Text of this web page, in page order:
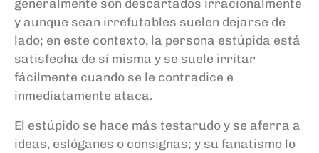
y aunque sean irrefutables suelen dejarse de
lado; en este contexto, la persona estúpida está
satisfecha de sí misma y se suele irritar
fácilmente cuando se le contradice e
inmediatamente ataca.
El estúpido se hace más testarudo y se aferra a
ideas, eslóganes o consignas; y su fanatismo lo